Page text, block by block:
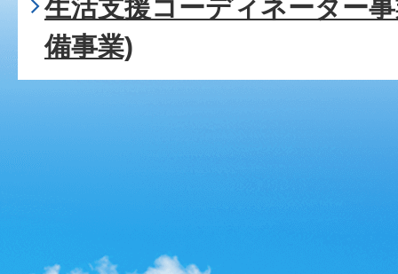
生活支援コーディネーター
備事業)